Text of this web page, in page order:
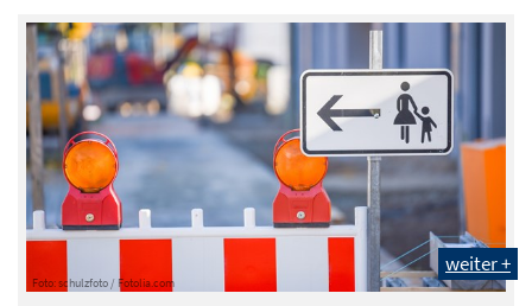
Foto: schulzfoto / Fotolia.com
weiter +